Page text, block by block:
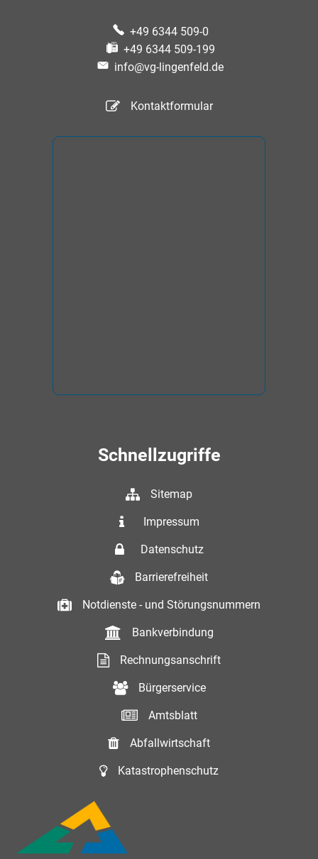
+49 6344 509-0
+49 6344 509-199
info@vg-lingenfeld.de
Kontaktformular
Schnellzugriffe
Sitemap
Impressum
Datenschutz
Barrierefreiheit
Notdienste - und Störungsnummern
Bankverbindung
Rechnungsanschrift
Bürgerservice
Amtsblatt
Abfallwirtschaft
Katastrophenschutz